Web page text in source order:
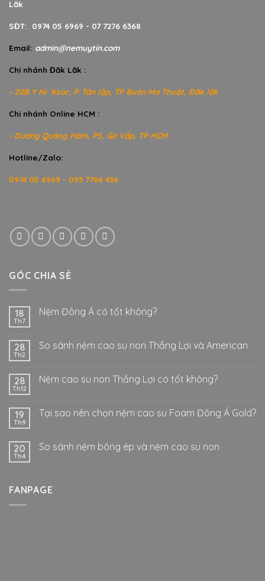
Lăk
SĐT: 0974 05 6969 - 07 7276 6368
Email: admin@nemuytin.com
Chi nhánh Đăk Lăk :
- 20B Y Ni Ksor, P. Tân lập, TP Buôn Ma Thuột, Đăk lăk
Chi nhánh Online HCM :
- Dương Quảng Hàm, P5, Gò Vấp, TP HCM
Hotline/Zalo:
0974 05 6969 - 093 7766 436
GÓC CHIA SẺ
18
Th7
Nệm Đông Á có tốt không?
28
Th2
So sánh nệm cao su non Thắng Lợi và American
28
Th12
Nệm cao su non Thắng Lợi có tốt không?
19
Th9
Tại sao nên chọn nệm cao su Foam Đông Á Gold?
20
Th4
So sánh nệm bông ép và nệm cao su non
FANPAGE